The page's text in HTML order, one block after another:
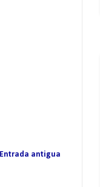
Entrada antigua